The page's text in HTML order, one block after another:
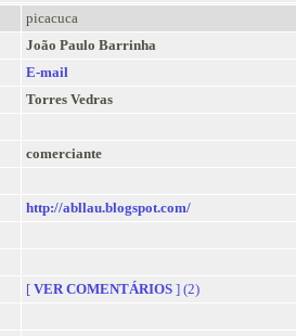
picacuca
João Paulo Barrinha
E-mail
Torres Vedras
comerciante
http://abllau.blogspot.com/
[ VER COMENTÁRIOS ] (2)